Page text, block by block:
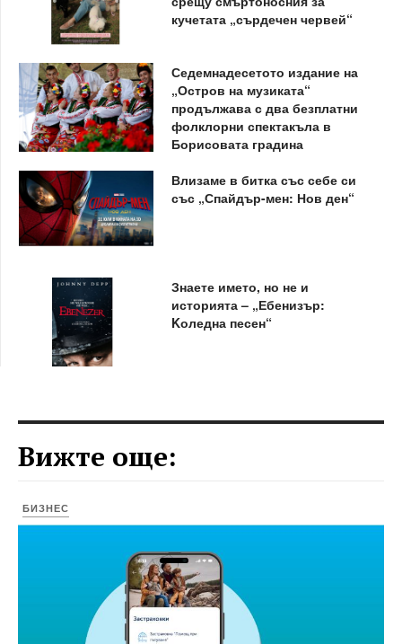
кучетата „сърдечен червей“
Седемнадесетото издание на
„Остров на музиката“
продължава с два безплатни
фолклорни спектакъла в
Борисовата градина
Влизаме в битка със себе си
със „Спайдър-мен: Нов ден“
Знаете името, но не и
историята – „Ебенизър:
Kоледна песен“
Вижте още:
БИЗНЕС